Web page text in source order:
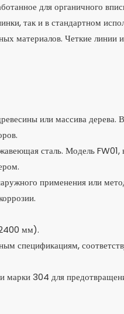
для органичного
так и в стандартном
материалов. Четкие линии
или массива дерева.
сталь. Модель FW01,
применения или
мм).
спецификациям,
марки 304 для